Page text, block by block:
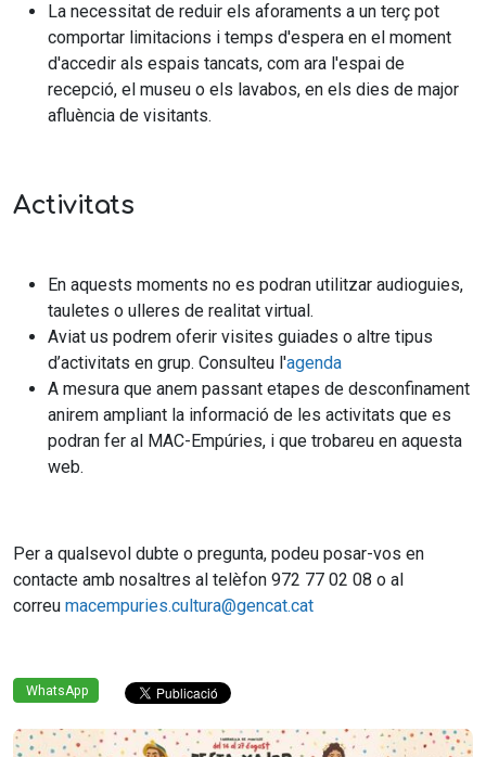
La necessitat de reduir els aforaments a un terç pot
comportar limitacions i temps d'espera en el moment
d'accedir als espais tancats, com ara l'espai de
recepció, el museu o els lavabos, en els dies de major
afluència de visitants.
Activitats
En aquests moments no es podran utilitzar audioguies,
tauletes o ulleres de realitat virtual.
Aviat us podrem oferir visites guiades o altre tipus
d’activitats en grup. Consulteu l'agenda
A mesura que anem passant etapes de desconfinament
anirem ampliant la informació de les activitats que es
podran fer al MAC-Empúries, i que trobareu en aquesta
web.
Per a qualsevol dubte o pregunta, podeu posar-vos en
contacte amb nosaltres al telèfon 972 77 02 08 o al
correu macempuries.cultura@gencat.cat
WhatsApp